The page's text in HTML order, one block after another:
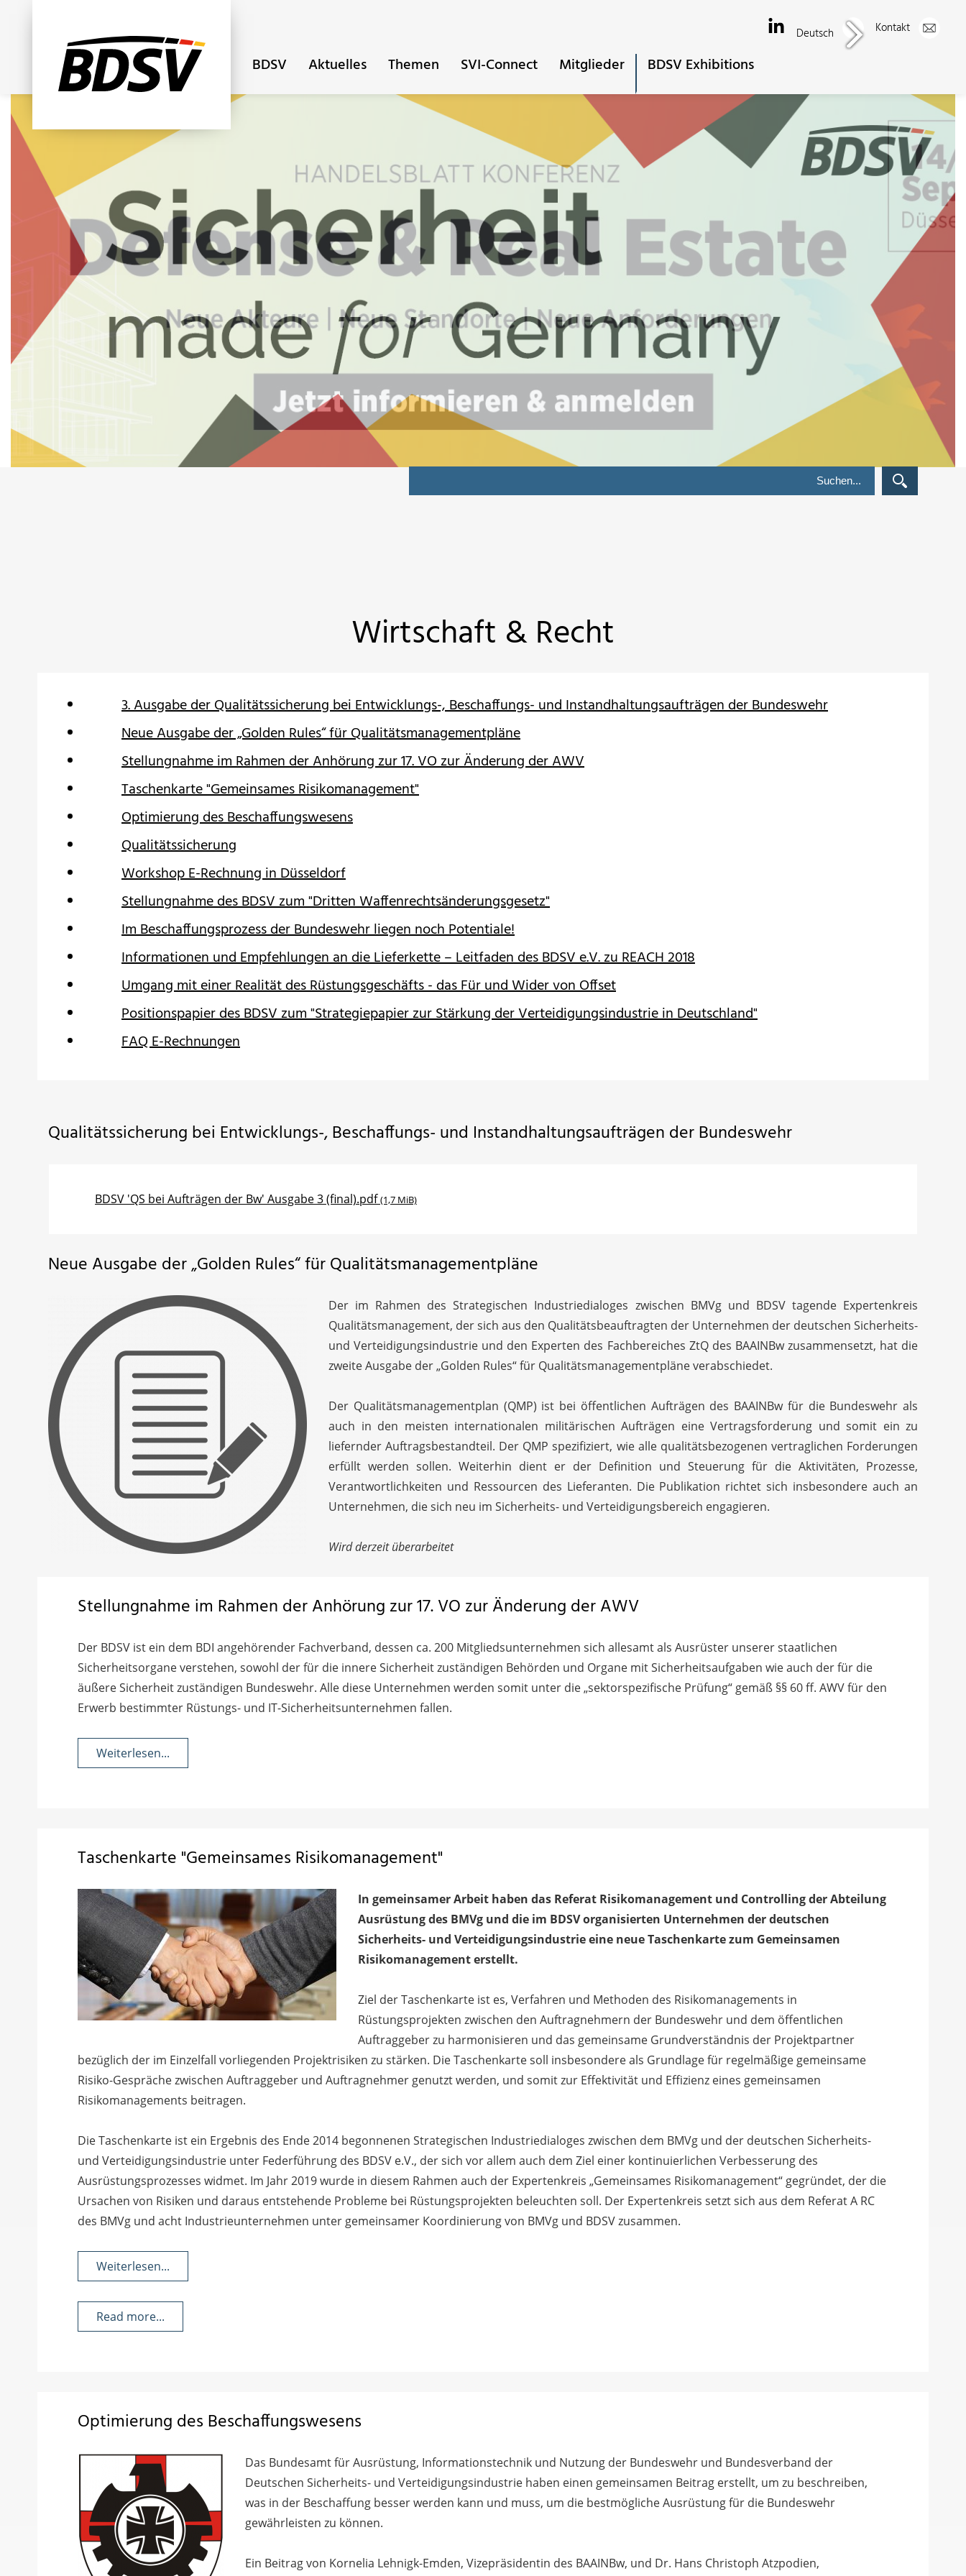
BDSV Aktuelles Themen SVI-Connect Mitglieder BDSV Exhibitions
Deutsch Kontakt
Wirtschaft & Recht
3. Ausgabe der Qualitätssicherung bei Entwicklungs-, Beschaffungs- und Instandhaltungsaufträgen der Bundeswehr
Neue Ausgabe der „Golden Rules“ für Qualitätsmanagementpläne
Stellungnahme im Rahmen der Anhörung zur 17. VO zur Änderung der AWV
Taschenkarte "Gemeinsames Risikomanagement"
Optimierung des Beschaffungswesens
Qualitätssicherung
Workshop E-Rechnung in Düsseldorf
Stellungnahme des BDSV zum "Dritten Waffenrechtsänderungsgesetz"
Im Beschaffungsprozess der Bundeswehr liegen noch Potentiale!
Informationen und Empfehlungen an die Lieferkette – Leitfaden des BDSV e.V. zu REACH 2018
Umgang mit einer Realität des Rüstungsgeschäfts - das Für und Wider von Offset
Positionspapier des BDSV zum "Strategiepapier zur Stärkung der Verteidigungsindustrie in Deutschland"
FAQ E-Rechnungen
Qualitätssicherung bei Entwicklungs-, Beschaffungs- und Instandhaltungsaufträgen der Bundeswehr
BDSV 'QS bei Aufträgen der Bw' Ausgabe 3 (final).pdf(1,7 MiB)
Neue Ausgabe der „Golden Rules“ für Qualitätsmanagementpläne
Der im Rahmen des Strategischen Industriedialoges zwischen BMVg und BDSV tagende Expertenkreis
Qualitätsmanagement, der sich aus den Qualitätsbeauftragten der Unternehmen der deutschen Sicherheits-
und Verteidigungsindustrie und den Experten des Fachbereiches ZtQ des BAAINBw zusammensetzt, hat die
zweite Ausgabe der „Golden Rules“ für Qualitätsmanagementpläne verabschiedet.
Der Qualitätsmanagementplan (QMP) ist bei öffentlichen Aufträgen des BAAINBw für die Bundeswehr als
auch in den meisten internationalen militärischen Aufträgen eine Vertragsforderung und somit ein zu
liefernder Auftragsbestandteil. Der QMP spezifiziert, wie alle qualitätsbezogenen vertraglichen Forderungen
erfüllt werden sollen. Weiterhin dient er der Definition und Steuerung für die Aktivitäten, Prozesse,
Verantwortlichkeiten und Ressourcen des Lieferanten. Die Publikation richtet sich insbesondere auch an
Unternehmen, die sich neu im Sicherheits- und Verteidigungsbereich engagieren.
Wird derzeit überarbeitet
Stellungnahme im Rahmen der Anhörung zur 17. VO zur Änderung der AWV
Der BDSV ist ein dem BDI angehörender Fachverband, dessen ca. 200 Mitgliedsunternehmen sich allesamt als Ausrüster unserer staatlichen
Sicherheitsorgane verstehen, sowohl der für die innere Sicherheit zuständigen Behörden und Organe mit Sicherheitsaufgaben wie auch der für die
äußere Sicherheit zuständigen Bundeswehr. Alle diese Unternehmen werden somit unter die „sektorspezifische Prüfung“ gemäß §§ 60 ff. AWV für den
Erwerb bestimmter Rüstungs- und IT-Sicherheitsunternehmen fallen.
Weiterlesen...
Taschenkarte "Gemeinsames Risikomanagement"
In gemeinsamer Arbeit haben das Referat Risikomanagement und Controlling der Abteilung
Ausrüstung des BMVg und die im BDSV organisierten Unternehmen der deutschen
Sicherheits- und Verteidigungsindustrie eine neue Taschenkarte zum Gemeinsamen
Risikomanagement erstellt.
Ziel der Taschenkarte ist es, Verfahren und Methoden des Risikomanagements in
Rüstungsprojekten zwischen den Auftragnehmern der Bundeswehr und dem öffentlichen
Auftraggeber zu harmonisieren und das gemeinsame Grundverständnis der Projektpartner
bezüglich der im Einzelfall vorliegenden Projektrisiken zu stärken. Die Taschenkarte soll insbesondere als Grundlage für regelmäßige gemeinsame
Risiko-Gespräche zwischen Auftraggeber und Auftragnehmer genutzt werden, und somit zur Effektivität und Effizienz eines gemeinsamen
Risikomanagements beitragen.
Die Taschenkarte ist ein Ergebnis des Ende 2014 begonnenen Strategischen Industriedialoges zwischen dem BMVg und der deutschen Sicherheits-
und Verteidigungsindustrie unter Federführung des BDSV e.V., der sich vor allem auch dem Ziel einer kontinuierlichen Verbesserung des
Ausrüstungsprozesses widmet. Im Jahr 2019 wurde in diesem Rahmen auch der Expertenkreis „Gemeinsames Risikomanagement“ gegründet, der die
Ursachen von Risiken und daraus entstehende Probleme bei Rüstungsprojekten beleuchten soll. Der Expertenkreis setzt sich aus dem Referat A RC
des BMVg und acht Industrieunternehmen unter gemeinsamer Koordinierung von BMVg und BDSV zusammen.
Weiterlesen...
Read more...
Optimierung des Beschaffungswesens
Das Bundesamt für Ausrüstung, Informationstechnik und Nutzung der Bundeswehr und Bundesverband der
Deutschen Sicherheits- und Verteidigungsindustrie haben einen gemeinsamen Beitrag erstellt, um zu beschreiben,
was in der Beschaffung besser werden kann und muss, um die bestmögliche Ausrüstung für die Bundeswehr
gewährleisten zu können.
Ein Beitrag von Kornelia Lehnigk-Emden, Vizepräsidentin des BAAINBw, und Dr. Hans Christoph Atzpodien,